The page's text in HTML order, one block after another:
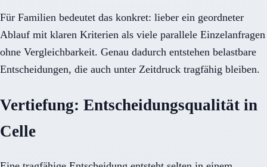
Für Familien bedeutet das konkret: lieber ein geordneter
Ablauf mit klaren Kriterien als viele parallele Einzelanfragen
ohne Vergleichbarkeit. Genau dadurch entstehen belastbare
Entscheidungen, die auch unter Zeitdruck tragfähig bleiben.
Vertiefung: Entscheidungsqualität in
Celle